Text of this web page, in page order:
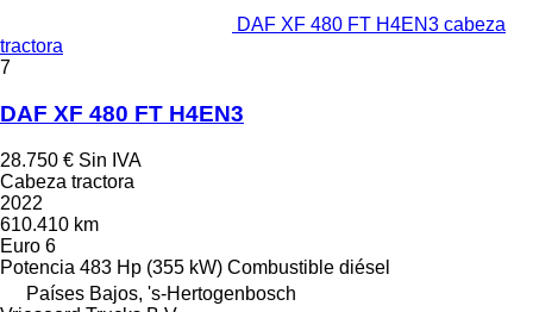
DAF XF 480 FT H4EN3 cabeza
tractora
7
DAF XF 480 FT H4EN3
28.750 € Sin IVA
Cabeza tractora
2022
610.410 km
Euro 6
Potencia 483 Hp (355 kW) Combustible diésel
Países Bajos, 's-Hertogenbosch